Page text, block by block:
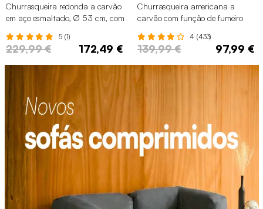
Churrasqueira redonda a carvão
em aço esmaltado, Ø 53 cm, com
5 (1)
229,99 € 172,49 €
Churrasqueira americana a
carvão com função de fumeiro
4 (433)
139,99 € 97,99 €